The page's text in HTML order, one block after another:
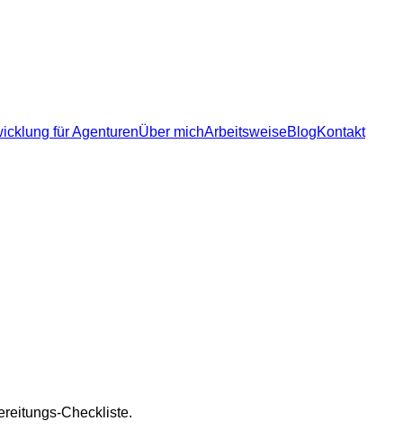
für AgenturenÜber michArbeitsweiseBlogKontakt
Checkliste.